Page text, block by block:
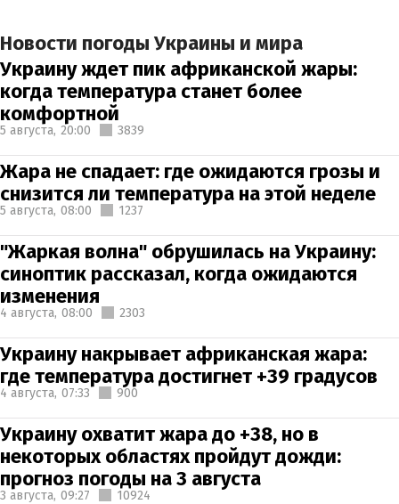
Новости погоды Украины и мира
Украину ждет пик африканской жары:
когда температура станет более
комфортной
5 августа, 20:00 3839
Жара не спадает: где ожидаются грозы и
снизится ли температура на этой неделе
5 августа, 08:00 1237
"Жаркая волна" обрушилась на Украину:
синоптик рассказал, когда ожидаются
изменения
4 августа, 08:00 2303
Украину накрывает африканская жара:
где температура достигнет +39 градусов
4 августа, 07:33 900
Украину охватит жара до +38, но в
некоторых областях пройдут дожди:
прогноз погоды на 3 августа
3 августа, 09:27 10924